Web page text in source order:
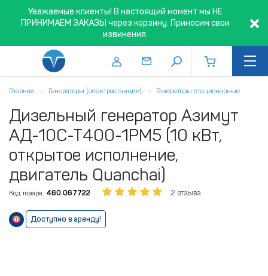
Уважаемые клиенты! В настоящий момент мы НЕ
ПРИНИМАЕМ ЗАКАЗЫ через корзину. Приносим свои
извинения.
Главная Генераторы (электростанции) Генераторы стационарные
Дизельный генератор Азимут
АД-10С-Т400-1РM5 (10 кВт,
открытое исполнение,
двигатель Quanchai)
Код товара: 460.067722 2 отзыва
Доступно в аренду!